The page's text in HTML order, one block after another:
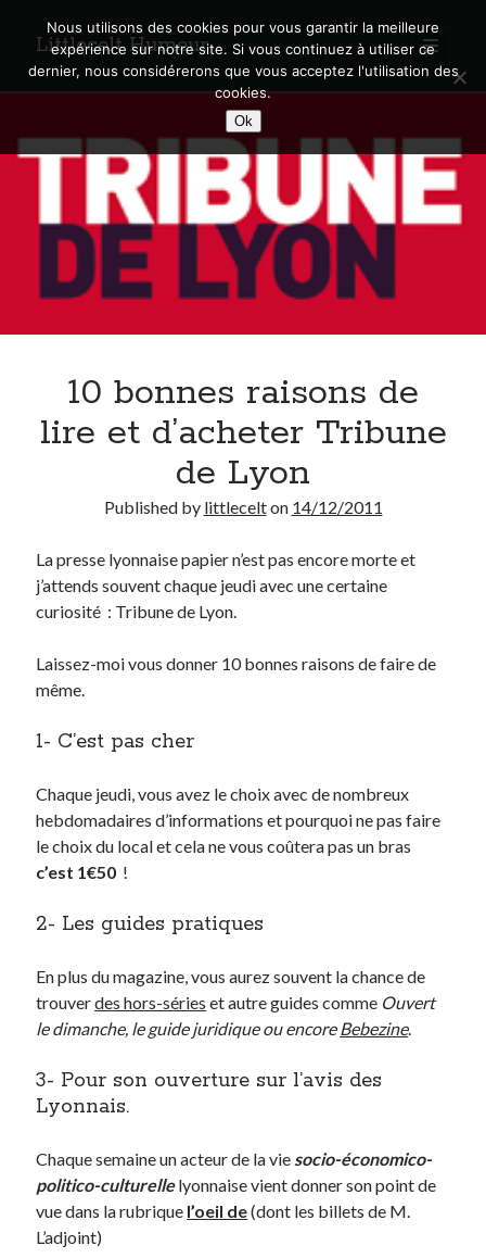
Littlecelt Humeur
open
primary
menu
Sidebar
Search
Derniers articles
Quel Lyonnais es-tu, Renaud Ducher ?
A quand une véritable place pour le vélo à Caluire dans la Métropole de
Lyon ?
Comment je vis ma vie sur un vélo
Entretien ménagerdansT’as vu quoi ? #52
JFdansC’était pas mieux avant… à Lyon
AnthonydansComment j’ai opéré ma vélorution toute personnelle
Renaud Ducher
Commentaires récents
Entretien ménagerdansT’as vu quoi ? #52
JF dansC’était pas mieux avant… à Lyon
littleceltdans Comment j’ai opéré ma vélorution toute personnelle
Renaud DucherdansComment j’ai opéré ma vélorution toute
On parle de quoi ?
Bon plan du dimanche
Coup de coeur
Engagé
Geek
Green
Humeur
10 bonnes raisons de
lire et d’acheter Tribune
de Lyon
Published by littlecelton 14/12/2011
La presse lyonnaise papier n’est pas encore morte et
j’attends souvent chaque jeudi avec une certaine
curiosité : Tribune de Lyon.
Laissez-moi vous donner 10 bonnes raisons de faire de
même.
1- C’est pas cher
Chaque jeudi, vous avez le choix avec de nombreux
hebdomadaires d’informations et pourquoi ne pas faire
le choix du local et cela ne vous coûtera pas un bras
c’est 1€50 !
2- Les guides pratiques
En plus du magazine, vous aurez souvent la chance de
trouverdes hors-séries et autre guides comme Ouvert
le dimanche, le guide juridique ou encoreBebezine.
3- Pour son ouverture sur l’avis des
Lyonnais.
Chaque semaine un acteur de la vie socio-économico-
politico-culturellelyonnaise vient donner son point de
vue dans la rubrique l’oeil de(dont les billets de M.
L’adjoint)
Nous utilisons des cookies pour vous garantir la meilleure
expérience sur notre site. Si vous continuez à utiliser ce
dernier, nous considérerons que vous acceptez l'utilisation des
cookies.
Ok